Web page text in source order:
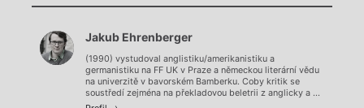
Načítá se.
Jakub Ehrenberger
(1990) vystudoval anglistiku/amerikanistiku a
germanistiku na FF UK v Praze a německou literární vědu
na univerzitě v bavorském Bamberku. Coby kritik se
soustředí zejména na překladovou beletrii z anglicky a ...